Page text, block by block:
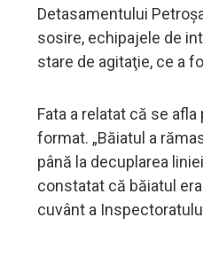
Detasamentului
sosire, echipajele de
stare de agitaţie, ce a
Fata a relatat că se
format. „Băiatul a
până la decuplarea
constatat că băiatul
cuvânt a